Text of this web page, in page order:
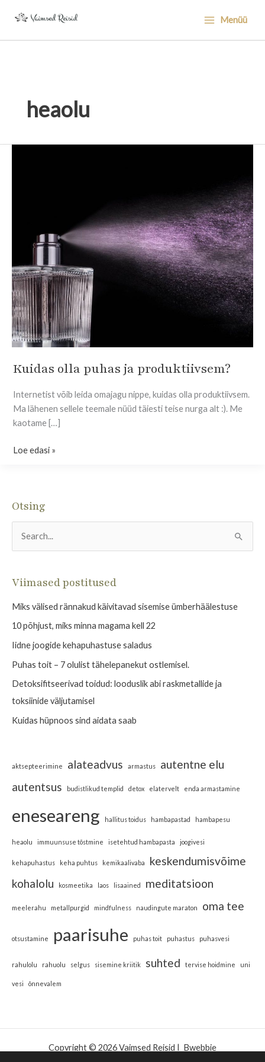
Menüü
Otsing
c
h
f
o
Viimased postitused
Miks välised rännakud käivitavad sisemise ümberhäälestuse
10 põhjust, miks minna magama kell 22
Iidne joogide kehapuhastuse saladus
Puhas toit – 7 olulist tähelepanekut ostlemisel.
Detoksifitseerivad toidud: looduslik abi raskmetallide ja
toksiinide väljutamisel
Kuidas hüpnoos sind aidata saab
aktsepteerimine alateadvus armastus
autentne elu
autentsus
budistlikud templid detox elatervelt enda armastamine
eneseareng hallitus toidus hambapastad hambapesu
heaolu immuunsuse tõstmine isetehtud hambapasta joogivesi
kehapuhastus keha puhtus kemikaalivaba
keskendumisvõime
kohalolu
kosmeetika laos lisaained meditatsioon
meelerahu metallpurgid mindfulness naudingute maraton oma tee
otsustamine paarisuhe puhas toit puhastus puhasvesi
rahulolu rahuolu selgus sisemine kriitik suhted tervise hoidmine uni
vesi õnnevalem
heaolu
Kuidas olla puhas ja produktiivsem?
Internetist võib leida omajagu nippe, kuidas olla produktiivsem.
Ma lähenen sellele teemale nüüd täiesti teise nurga alt :). Me
kaotame […]
Kuidas
puhas
ja
produktiivsem?
Loe edasi »
Copyright © 2026 Vaimsed Reisid | Bwebbie